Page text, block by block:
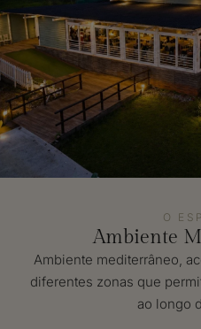
O
Ambiente
Ambiente mediterrâneo,
diferentes zonas que
ao longo